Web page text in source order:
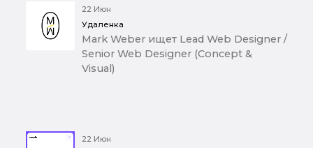
22 Июн
Удаленка
Mark Weber ищет Lead Web Designer /
Senior Web Designer (Concept &
Visual)
22 Июн